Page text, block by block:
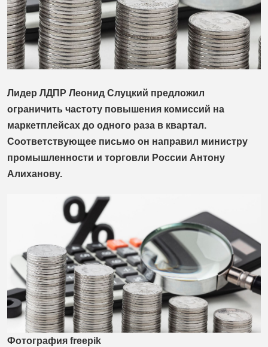
Лидер ЛДПР Леонид Слуцкий предложил
ограничить частоту повышения комиссий на
маркетплейсах до одного раза в квартал.
Соответствующее письмо он направил министру
промышленности и торговли России Антону
Алиханову.
Фотография freepik